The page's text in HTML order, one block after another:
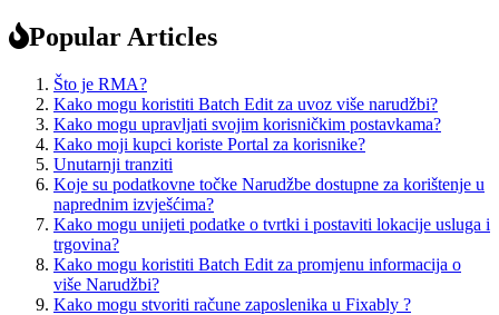
Popular Articles
Što je RMA?
Kako mogu koristiti Batch Edit za uvoz više narudžbi?
Kako mogu upravljati svojim korisničkim postavkama?
Kako moji kupci koriste Portal za korisnike?
Unutarnji tranziti
Koje su podatkovne točke Narudžbe dostupne za korištenje u
naprednim izvješćima?
Kako mogu unijeti podatke o tvrtki i postaviti lokacije usluga i
trgovina?
Kako mogu koristiti Batch Edit za promjenu informacija o
više Narudžbi?
Kako mogu stvoriti račune zaposlenika u Fixably ?